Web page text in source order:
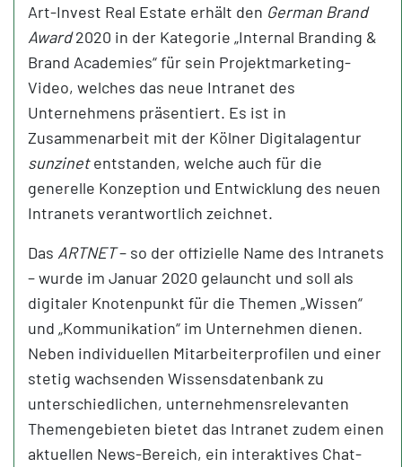
Art-Invest Real Estate erhält den German Brand
Award2020 in der Kategorie „Internal Branding &
Brand Academies“ für sein Projektmarketing-
Video, welches das neue Intranet des
Unternehmens präsentiert. Es ist in
Zusammenarbeit mit der Kölner Digitalagentur
sunzinetentstanden, welche auch für die
generelle Konzeption und Entwicklung des neuen
Intranets verantwortlich zeichnet.
Das ARTNET– so der offizielle Name des Intranets
– wurde im Januar 2020 gelauncht und soll als
digitaler Knotenpunkt für die Themen „Wissen“
und „Kommunikation“ im Unternehmen dienen.
Neben individuellen Mitarbeiterprofilen und einer
stetig wachsenden Wissensdatenbank zu
unterschiedlichen, unternehmensrelevanten
Themengebieten bietet das Intranet zudem einen
aktuellen News-Bereich, ein interaktives Chat-